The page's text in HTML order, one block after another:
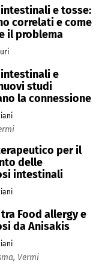
e tosse:
correlati e come
il problema
e
studi
la connessione
per il
delle
intestinali
Food allergy e
da Anisakis
Vermi